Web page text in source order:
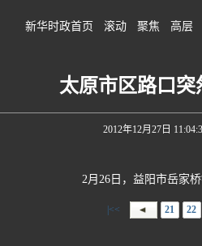
新华时政首页 滚动 聚焦 高层
太原市区路口
2012年12月27日
2月26日，益阳市岳家桥
|<< 21 22